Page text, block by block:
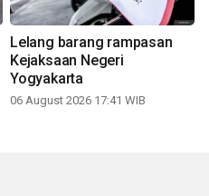
Lelang barang rampasan
Kejaksaan Negeri
Yogyakarta
06 August 2026 17:41 WIB